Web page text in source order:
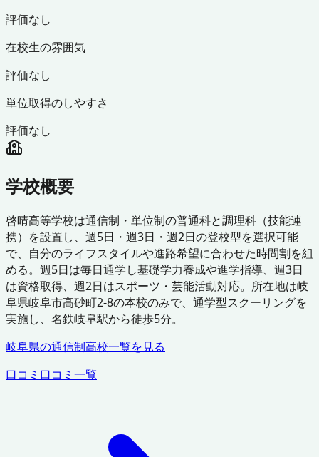
評価なし
在校生の雰囲気
評価なし
単位取得のしやすさ
評価なし
学校概要
啓晴高等学校は通信制・単位制の普通科と調理科（技能連
携）を設置し、週5日・週3日・週2日の登校型を選択可能
で、自分のライフスタイルや進路希望に合わせた時間割を組
める。週5日は毎日通学し基礎学力養成や進学指導、週3日
は資格取得、週2日はスポーツ・芸能活動対応。所在地は岐
阜県岐阜市高砂町2-8の本校のみで、通学型スクーリングを
実施し、名鉄岐阜駅から徒歩5分。
岐阜県の通信制高校一覧を見る
口コミ 口コミ一覧